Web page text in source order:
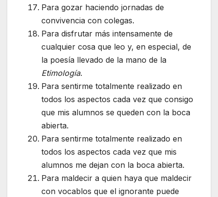
Para gozar haciendo jornadas de
convivencia con colegas.
Para disfrutar más intensamente de
cualquier cosa que leo y, en especial, de
la poesía llevado de la mano de la
Etimología.
Para sentirme totalmente realizado en
todos los aspectos cada vez que consigo
que mis alumnos se queden con la boca
abierta.
Para sentirme totalmente realizado en
todos los aspectos cada vez que mis
alumnos me dejan con la boca abierta.
Para maldecir a quien haya que maldecir
con vocablos que el ignorante puede